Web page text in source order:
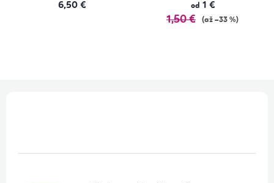
6,50 €
od 1 €
1,50 € (až –33 %)